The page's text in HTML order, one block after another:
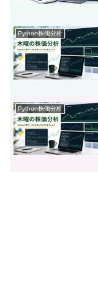
Python株価分析
Python株価分析